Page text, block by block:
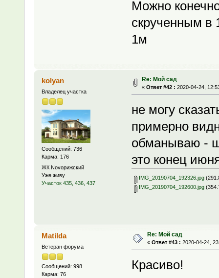
Можно
скрученным в
1м
kolyan
Владелец участка
Сообщений: 736
Карма: 176
ЖК Novoрижский
Уже живу
Участок 435, 436, 437
Re: Мой сад
« Ответ #42 : 2020-04-24,
не могу
примерно
обманываю -
это конец
IMG_20190704_192326.jpg
IMG_20190704_192600.jpg
Matilda
Ветеран форума
Сообщений: 998
Карма: 76
Re: Мой сад
« Ответ #43 : 2020-04-24,
Красиво!